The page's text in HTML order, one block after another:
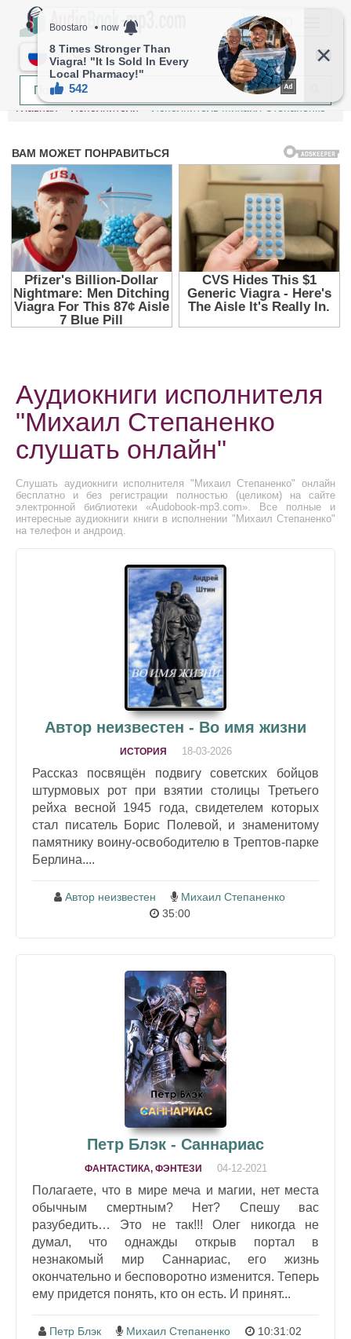
МЕНЮ
RU
Главная Исполнители Исполнитель Михаил Степаненко
Аудиокниги исполнителя
"Михаил Степаненко
слушать онлайн"
Слушать аудиокниги исполнителя "Михаил Степаненко" онлайн
бесплатно и без регистрации полностью (целиком) на сайте
электронной библиотеки «Audobook-mp3.com». Все полные и
интересные аудиокниги книги в исполнении "Михаил Степаненко"
на телефон и андроид.
Автор неизвестен - Во имя жизни
ИСТОРИЯ 18-03-2026
Рассказ посвящён подвигу советских бойцов
штурмовых рот при взятии столицы Третьего
рейха весной 1945 года, свидетелем которых
стал писатель Борис Полевой, и знаменитому
памятнику воину-освободителю в Трептов-парке
Берлина....
Автор неизвестен
Михаил Степаненко
35:00
Петр Блэк - Саннариас
ФАНТАСТИКА, ФЭНТЕЗИ 04-12-2021
Полагаете, что в мире меча и магии, нет места
обычным смертным? Нет? Спешу вас
разубедить… Это не так!!! Олег никогда не
думал, что однажды открыв портал в
незнакомый мир Саннариас, его жизнь
окончательно и бесповоротно изменится. Теперь
ему придется понять, кто он есть. И принят...
Петр Блэк Михаил Степаненко 10:31:02